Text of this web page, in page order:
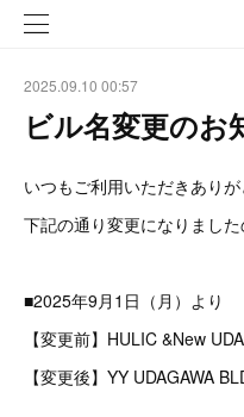
2025.09.10 00:57
ビル名変更のお
いつもご利用いただきありが
下記の通り変更になりました
■2025年9月1日（月）より
【変更前】HULIC &New
【変更後】YY UDAGAWA